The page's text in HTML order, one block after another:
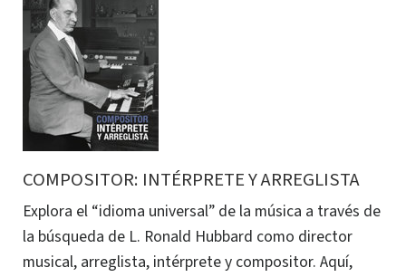
COMPOSITOR: INTÉRPRETE Y ARREGLISTA
Explora el “idioma universal” de la música a través de
la búsqueda de L. Ronald Hubbard como director
musical, arreglista, intérprete y compositor. Aquí,